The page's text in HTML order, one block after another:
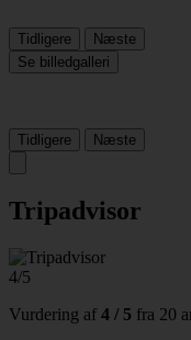
Tidligere
Næste
Se billedgalleri
Tidligere Næste
Tripadvisor
4/5
Vurdering af 4 / 5 fra 20